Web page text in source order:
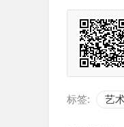
艺考
治、英语、
标签: 艺